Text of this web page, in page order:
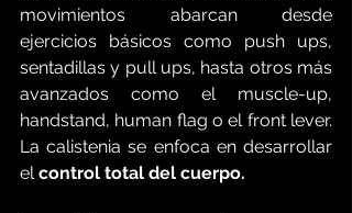
movimientos abarcan desde
ejercicios básicos como push ups,
sentadillas y pull ups, hasta otros más
avanzados como el muscle-up,
handstand, human flag o el front lever.
La calistenia se enfoca en desarrollar
el control total del cuerpo.